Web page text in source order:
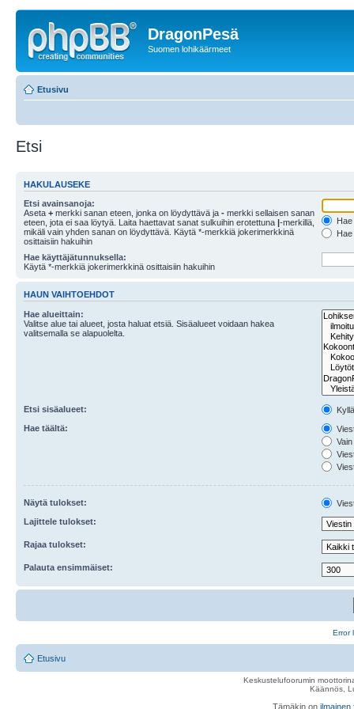
DragonPesä
Suomen lohikäärmeet
Etusivu
Etsi
HAKULAUSEKE
Etsi avainsanoja:
Aseta + merkki sanan eteen, jonka on löydyttävä ja - merkki sellaisen sanan
eteen, jota ei saa löytyä. Laita haettavat sanat sulkuihin erotettuna |-merkillä,
mikäli vain yhden sanan on löydyttävä. Käytä *-merkkiä jokerimerkkinä
osittaisiin hakuihin
Hae käyttäjätunnuksella:
Käytä *-merkkiä jokerimerkkinä osittaisiin hakuihin
HAUN VAIHTOEHDOT
Hae alueittain:
Valitse alue tai alueet, josta haluat etsiä. Sisäalueet voidaan hakea
valitsemalla se alapuolelta.
Etsi sisäalueet:
Hae täältä:
Näytä tulokset:
Lajittele tulokset:
Rajaa tulokset:
Palauta ensimmäiset:
Error
Etusivu
Keskustelufoorumin
Käännös,
Tämäkin on ilmainen